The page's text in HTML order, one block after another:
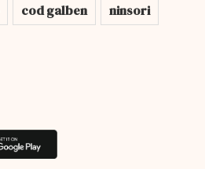
cod galben ninsori